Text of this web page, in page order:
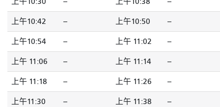
上午10:42 -- 上午10:50 --
上午10:54 -- 上午 11:02 --
上午 11:06 -- 上午 11:14 --
上午 11:18 -- 上午 11:26 --
上午11:30 -- 上午 11:38 --